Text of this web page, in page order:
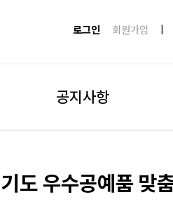
로그인 회원가입
공지사항
도 우수공예품 맞